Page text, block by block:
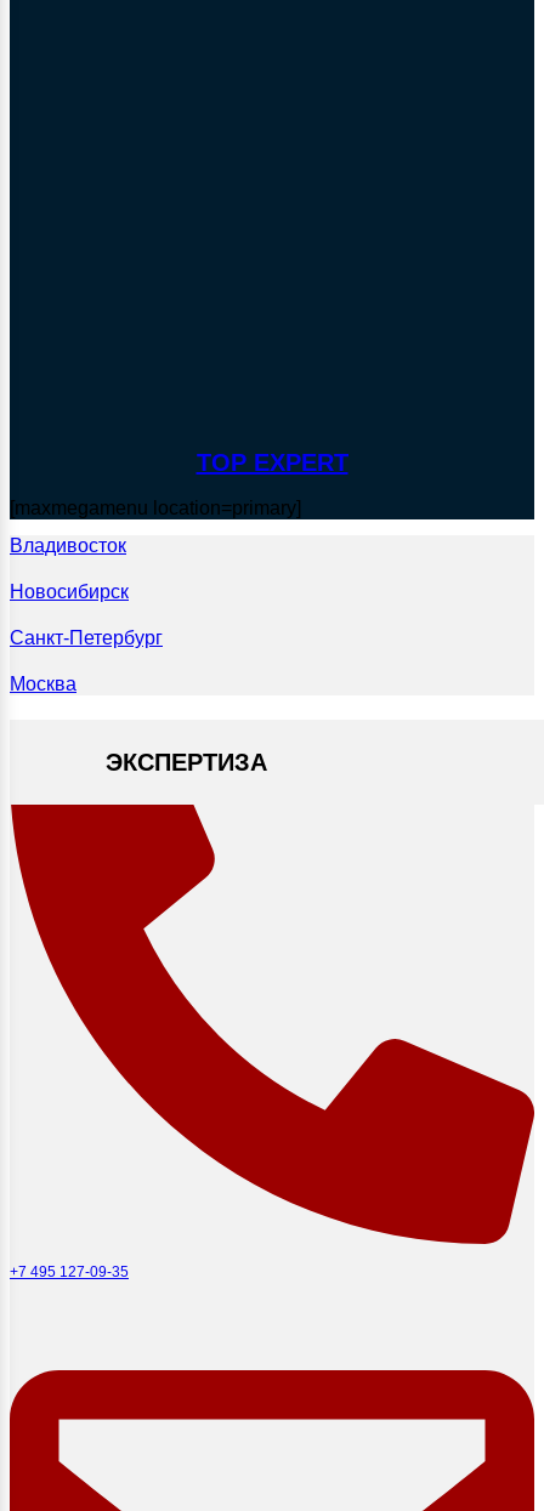
TOP EXPERT
[maxmegamenu location=primary]
Владивосток
Новосибирск
Санкт-Петербург
Москва
ЭКСПЕРТИЗА
+7 495 127-09-35